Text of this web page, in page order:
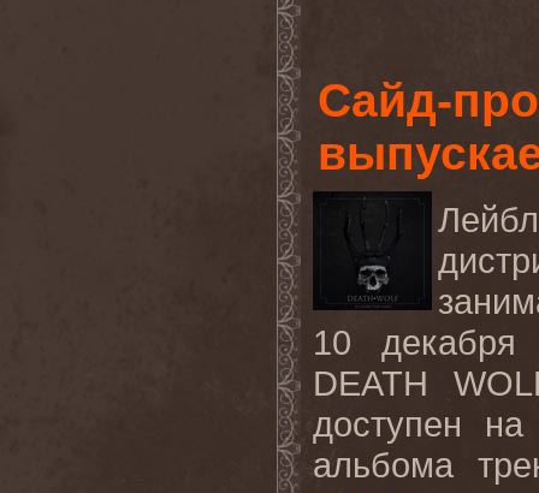
Сайд-
10 декабря
DEATH
доступен
альбома